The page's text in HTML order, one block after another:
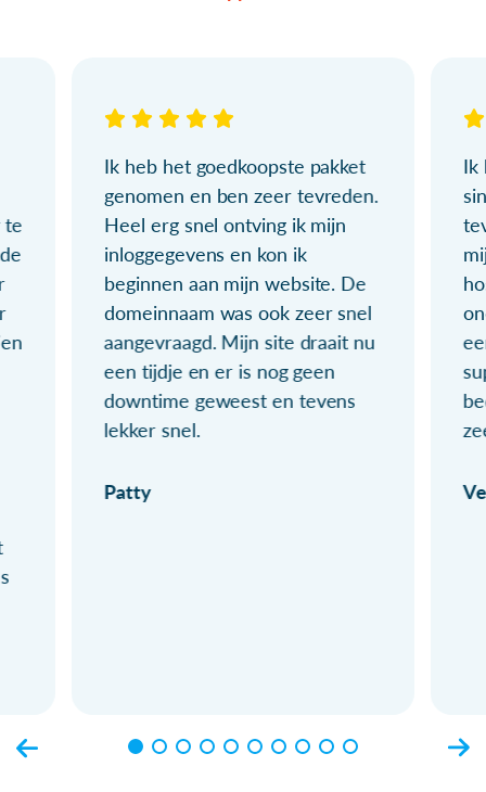
te
Ik heb het goedkoopste pakket
genomen en ben zeer tevreden.
Heel erg snel ontving ik mijn
inloggegevens en kon ik
beginnen aan mijn website. De
domeinnaam was ook zeer snel
aangevraagd. Mijn site draait nu
een tijdje en er is nog geen
downtime geweest en tevens
lekker snel.
Patty
Ik